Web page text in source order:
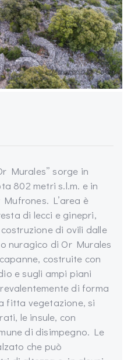
Murales” sorge in
802 metri s.l.m. e in
L’area è
di lecci e ginepri,
di ovili dalle
nuragico di Or Murales
costruite con
e sugli ampi piani
di forma
fitta vegetazione, si
le insule, con
di disimpegno. Le
che può